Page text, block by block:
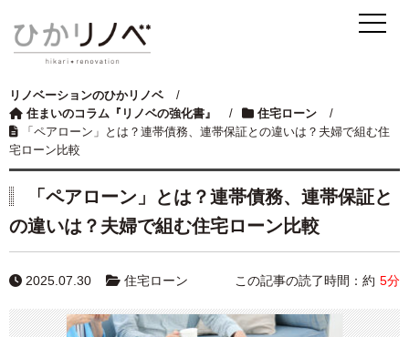
リノベーションのひかリノベ
/
住まいのコラム『リノベの強化書』
/ 住宅ローン
/
「ペアローン」とは？連帯債務、連帯保証との違いは？夫婦で組む住
宅ローン比較
「ペアローン」とは？連帯債務、連帯保証と
の違いは？夫婦で組む住宅ローン比較
2025.07.30 住宅ローン この記事の読了時間：約 5分